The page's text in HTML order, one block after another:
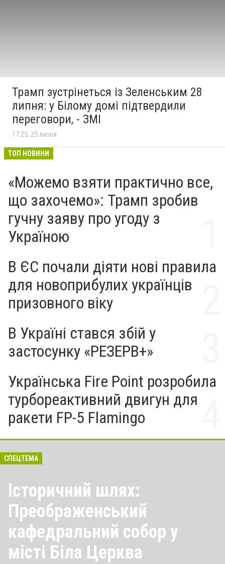
Трамп зустрінеться із Зеленським 28
липня: у Білому домі підтвердили
переговори, - ЗМІ
17:25, 25 липня
ТОП НОВИНИ
«Можемо взяти практично все,
що захочемо»: Трамп зробив
гучну заяву про угоду з
Україною
В ЄС почали діяти нові правила
для новоприбулих українців
призовного віку
В Україні стався збій у
застосунку «РЕЗЕРВ+»
Українська Fire Point розробила
турбореактивний двигун для
ракети FP-5 Flamingo
СПЕЦТЕМА
Історичний шлях:
Преображенський
кафедральний собор у
місті Біла Церква